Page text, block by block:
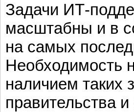
Задачи ИТ-
масштабны и в
на самых
Необходимость
наличием таких
правительства